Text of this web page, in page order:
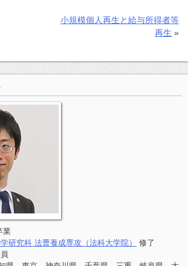
小規模個人再生と給与所得者等
再生 »
業
研究科 法曹養成専攻（法科大学院）
修了